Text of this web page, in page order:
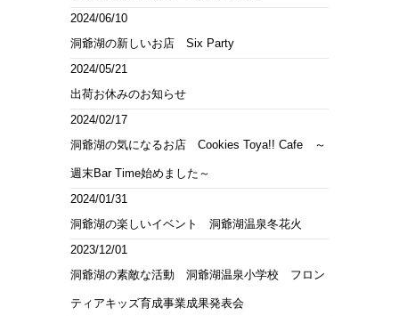
2024/06/10
洞爺湖の新しいお店 Six Party
2024/05/21
出荷お休みのお知らせ
2024/02/17
洞爺湖の気になるお店 Cookies Toya!! Cafe ～
週末Bar Time始めました～
2024/01/31
洞爺湖の楽しいイベント 洞爺湖温泉冬花火
2023/12/01
洞爺湖の素敵な活動 洞爺湖温泉小学校 フロン
ティアキッズ育成事業成果発表会